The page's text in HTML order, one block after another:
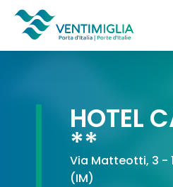
Skip
HOTEL
**
Via Matteotti, 3 -
(IM)